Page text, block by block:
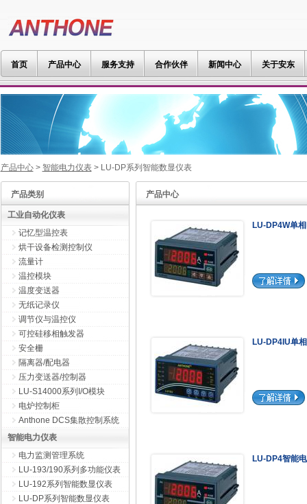
首页 产品中心 服务支持 合作伙伴 新闻中心 关于安东
产品中心> 智能电力仪表> LU-DP系列智能数显仪表
产品类别
工业自动化仪表
记忆型温控表
烘干设备检测控制仪
流量计
温控模块
温度变送器
无纸记录仪
调节仪与温控仪
可控硅移相触发器
安全栅
隔离器/配电器
压力变送器/控制器
LU-S14000系列I/O模块
电炉控制柜
Anthone DCS集散控制系统
智能电力仪表
电力监测管理系统
LU-193/190系列多功能仪表
LU-192系列智能数显仪表
LU-DP系列智能数显仪表
产品中心
LU-DP4W单
LU-DP4IU单
LU-DP4智能